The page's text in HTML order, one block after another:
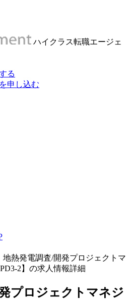
ハイクラス転職エージェ
る
申し込む
地熱発電調査/開発プロジェクトマ
2】の求人情報詳細
プロジェクトマネジ